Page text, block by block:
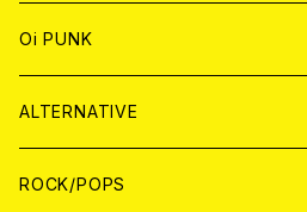
ANALOG
CD
ANALOG
JAPAN
WORLD
ANALOG
JAPAN
WORLD
JAPAN
CD
ANALOG
WORLD
CD
Oi PUNK
JAPAN
CD
WOLRD
ALTERNATIVE
JAPAN
ROCK/POPS